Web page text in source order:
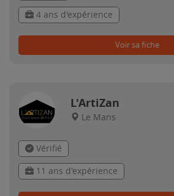
4 ans d'expérience
Voir sa fiche
L'ArtiZan
Le Mans
Vérifié
11 ans d'expérience